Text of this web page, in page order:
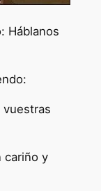
Háblanos
vuestras
cariño y